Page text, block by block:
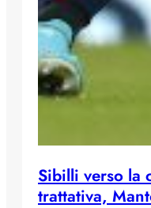
Sibilli verso la
trattativa,